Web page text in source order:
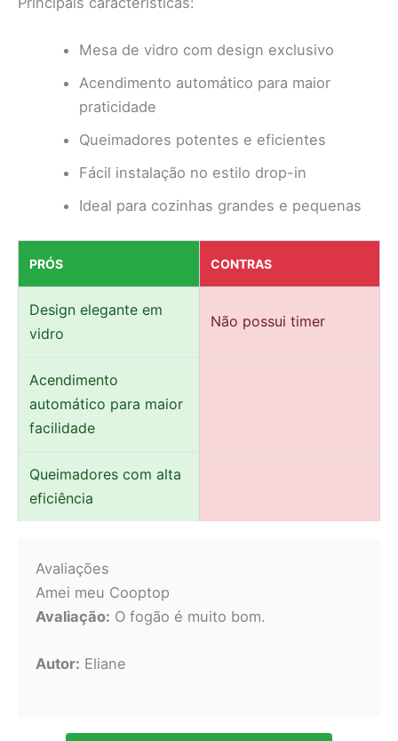
Mesa de vidro com design exclusivo
Acendimento automático para maior
praticidade
Queimadores potentes e eficientes
Fácil instalação no estilo drop-in
Ideal para cozinhas grandes e pequenas
PRÓS CONTRAS
Design elegante em
vidro
Não possui timer
Acendimento
automático para maior
facilidade
Queimadores com alta
eficiência
Avaliações
Amei meu Cooptop
Avaliação: O fogão é muito bom.
Autor: Eliane